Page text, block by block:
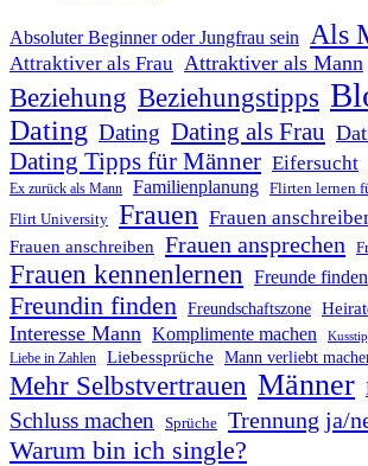
Absoluter Beginner oder Jungfrau sein Als
Attraktiver als Frau Attraktiver als Mann
Beziehung Beziehungstipps
Dating Dating Dating als Frau
Dating Tipps für Männer Eifersucht
Ex zurück als Mann Familienplanung Flirten lernen
Flirt University Frauen Frauen
Frauen anschreiben Frauen ansprechen
Frauen kennenlernen Freunde finden
Freundin finden Freundschaftszone
Interesse Mann Komplimente machen
Liebe in Zahlen Liebessprüche Mann verliebt
Mehr Selbstvertrauen Männer
Schluss machen Sprüche Trennung ja/
Warum bin ich single?